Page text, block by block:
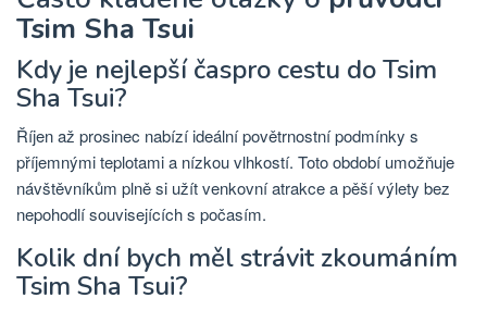
Tsim Sha Tsui
Kdy je nejlepší časpro cestu do Tsim
Sha Tsui?
Říjen až prosinec nabízí ideální povětrnostní podmínky s
příjemnými teplotami a nízkou vlhkostí. Toto období umožňuje
návštěvníkům plně si užít venkovní atrakce a pěší výlety bez
nepohodlí souvisejících s počasím.
Kolik dní bych měl strávit zkoumáním
Tsim Sha Tsui?